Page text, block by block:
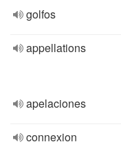
golfos
appellations
apelaciones
connexion